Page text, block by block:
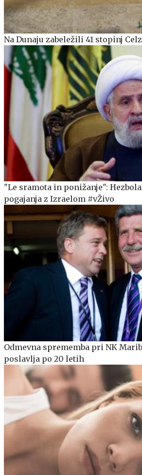
Na Dunaju zabeležili 41 stopinj
"Le sramota in ponižanje":
pogajanja z Izraelom #vŽivo
Odmevna sprememba pri NK
poslavlja po 20 letih